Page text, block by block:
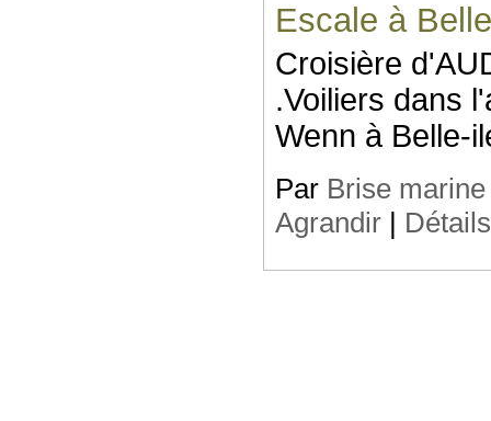
Escale à
Croisière
.Voiliers dans
Wenn à Belle-
Par Brise marine
Agrandir | Détails